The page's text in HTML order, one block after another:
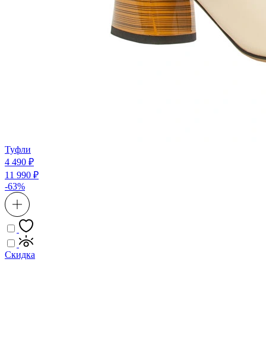
Туфли
4 490 ₽
11 990 ₽
-63%
Скидка